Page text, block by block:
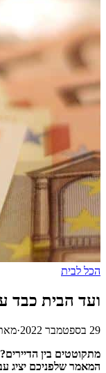
הכל לבית
ועד הבית כבד
29 בספטמבר 2022 ·
מתקוטטים בין
המאמר שלפניכם יציג